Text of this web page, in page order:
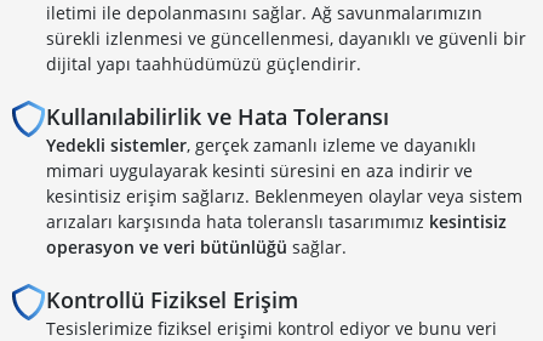
iletimi ile depolanmasını sağlar. Ağ savunmalarımızın
sürekli izlenmesi ve güncellenmesi, dayanıklı ve güvenli bir
dijital yapı taahhüdümüzü güçlendirir.
Kullanılabilirlik ve Hata Toleransı
Yedekli sistemler, gerçek zamanlı izleme ve dayanıklı
mimari uygulayarak kesinti süresini en aza indirir ve
kesintisiz erişim sağlarız. Beklenmeyen olaylar veya sistem
arızaları karşısında hata toleranslı tasarımımız kesintisiz
operasyon ve veri bütünlüğü sağlar.
Kontrollü Fiziksel Erişim
Tesislerimize fiziksel erişimi kontrol ediyor ve bunu veri